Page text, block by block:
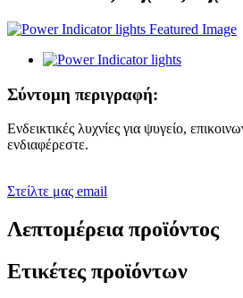
Σύντομη περιγραφή:
Ενδεικτικές λυχνίες για ψυγείο,
ενδιαφέρεστε.
Στείλτε μας email
Λεπτομέρεια προϊόντος
Ετικέτες προϊόντων